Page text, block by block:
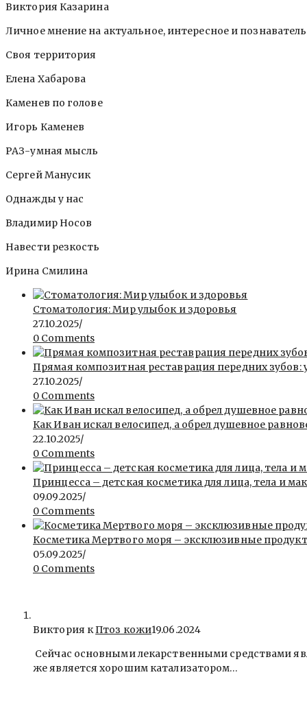
Виктория Казарина
Личное мнение на актуальное, интересное и
Своя территория
Елена Хабарова
Каменев по голове
Игорь Каменев
РАЗ-умная мысль
Сергей Манусик
Однажды у нас
Владимир Носов
Навести резкость
Ирина Смилина
Стоматология: Мир улыбок и здоровья
27.10.2025/
0 Comments
Прямая композитная реставрация передних зубов:
27.10.2025/
0 Comments
Как Иван искал велосипед, а обрел душевное
22.10.2025/
0 Comments
Принцесса – детская косметика для лица, тела и
09.09.2025/
0 Comments
Косметика Мертвого моря – эксклюзивные
05.09.2025/
0 Comments
Виктория кПтоз кожи19.06.2024
Сейчас основными лекарственными средствами
же является хорошим катализатором…